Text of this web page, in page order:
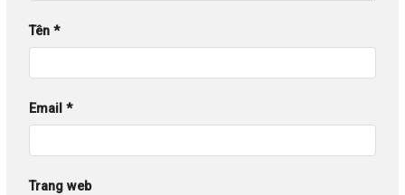
Tên *
Email *
Trang web